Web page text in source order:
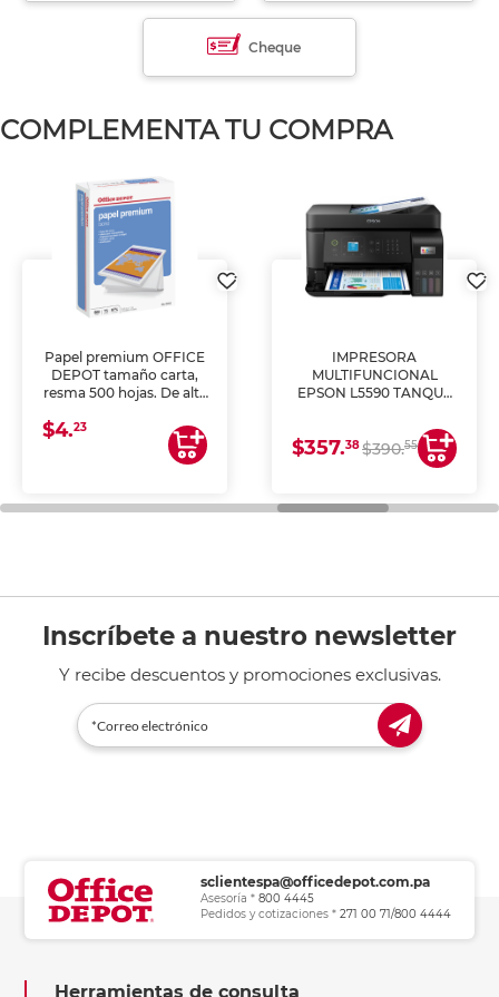
Cheque
COMPLEMENTA TU COMPRA
Papel premium OFFICE
DEPOT tamaño carta,
resma 500 hojas. De alta
uniforme, ideal para
impresoras de inyección
de tinta y láser,
general de oficina.
$4.23
IMPRESORA
MULTIFUNCIONAL
EPSON L5590 TANQUE
COPIA Y ESCANEA)
$357.38$390.55
Inscríbete a nuestro newsletter
Y recibe descuentos y promociones exclusivas.
sclientespa@officedepot.com.pa
Asesoría * 800 4445
Pedidos y cotizaciones * 271 00 71/800 4444
Herramientas de consulta